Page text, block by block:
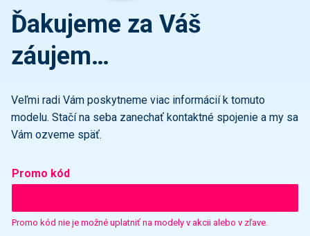
Ďakujeme za Váš
záujem…
Veľmi radi Vám poskytneme viac informácií k tomuto
modelu. Stačí na seba zanechať kontaktné spojenie a my sa
Vám ozveme späť.
Promo kód
Promo kód nie je možné uplatniť na modely v akcii alebo v zľave.